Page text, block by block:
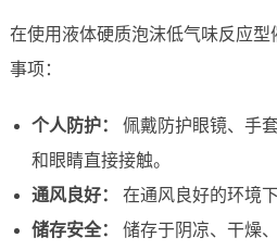
在使用液体硬质泡沫低气味反应
事项：
个人防护：
佩戴防护眼镜、手
和眼睛直接接触。
通风良好：
在通风良好的环境
储存安全：
储存于阴凉、干燥